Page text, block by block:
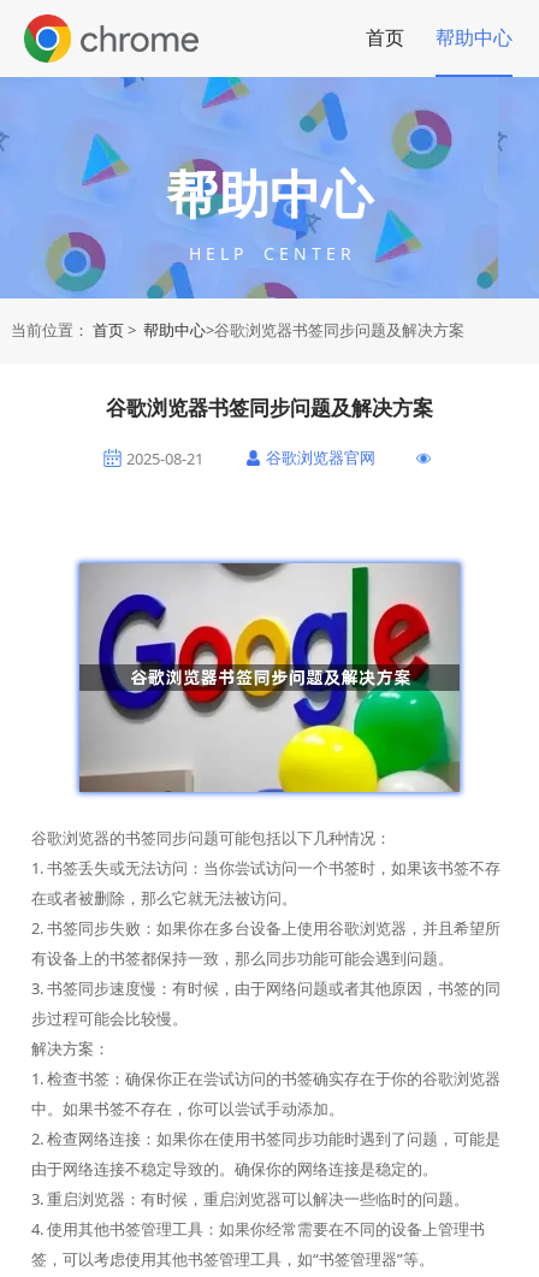
首页 帮助中心
帮助中心
H E L P C E N T E R
当前位置： 首页> 帮助中心>谷歌浏览器书签同步问题及解决方案
谷歌浏览器书签同步问题及解决方案
2025-08-21 谷歌浏览器官网
谷歌浏览器的书签同步问题可能包括以下几种情况：
1. 书签丢失或无法访问：当你尝试访问一个书签时，如果该书签不存
在或者被删除，那么它就无法被访问。
2. 书签同步失败：如果你在多台设备上使用谷歌浏览器，并且希望所
有设备上的书签都保持一致，那么同步功能可能会遇到问题。
3. 书签同步速度慢：有时候，由于网络问题或者其他原因，书签的同
步过程可能会比较慢。
解决方案：
1. 检查书签：确保你正在尝试访问的书签确实存在于你的谷歌浏览器
中。如果书签不存在，你可以尝试手动添加。
2. 检查网络连接：如果你在使用书签同步功能时遇到了问题，可能是
由于网络连接不稳定导致的。确保你的网络连接是稳定的。
3. 重启浏览器：有时候，重启浏览器可以解决一些临时的问题。
4. 使用其他书签管理工具：如果你经常需要在不同的设备上管理书
签，可以考虑使用其他书签管理工具，如“书签管理器”等。